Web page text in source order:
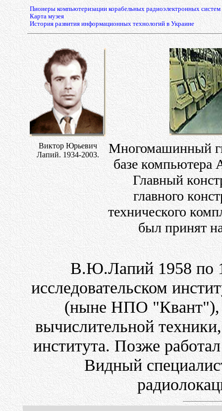
Пионеры компьютеризации корабельных радиоэлектронных систем
Карта музея
История развития информационных технологий в Украине
Виктор Юрьевич
Лапий. 1934-2003.
Многомашинный
базе компьютера
Главный
главного
технического
был принят
В.Ю.Лапий 1958 по
исследовательском
(ныне НПО "Квант"),
вычислительной
института. Позже
Видный